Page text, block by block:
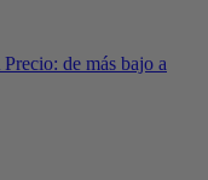
Precio: de más bajo a